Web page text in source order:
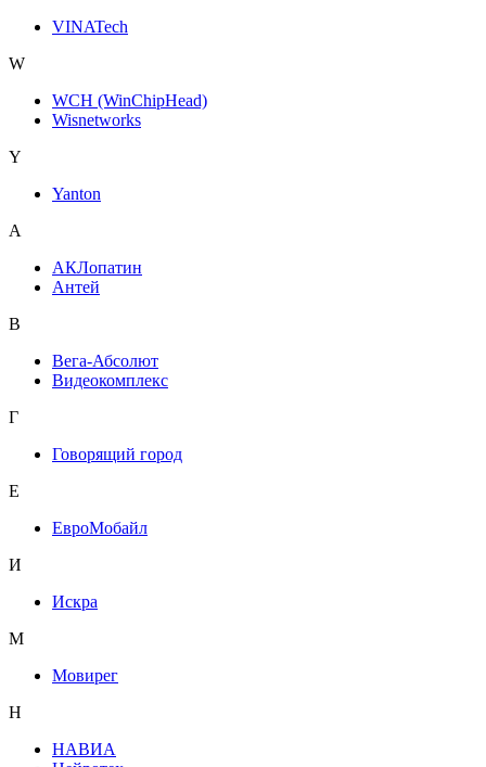
VINATech
W
WCH (WinChipHead)
Wisnetworks
Y
Yanton
А
АКЛопатин
Антей
В
Вега-Абсолют
Видеокомплекс
Г
Говорящий город
Е
ЕвроМобайл
И
Искра
М
Мовирег
Н
НАВИА